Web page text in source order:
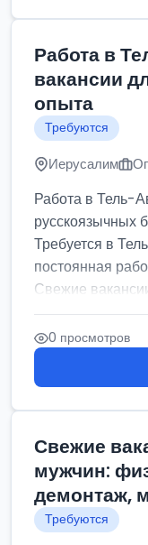
Работа в
вакансии
опыта
Требуются
Иерусалим
Работа в Тель-
русскоязычных
Требуется в
постоянная
Свежие
женщин от хозя...
0 просмотров
Свежие
мужчин:
демонтаж,
Требуются